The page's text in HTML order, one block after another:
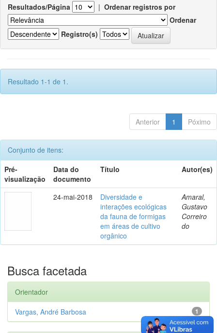
Resultados/Página | Ordenar registros por
Ordenar
Registro(s)
Resultado 1-1 de 1.
Anterior 1 Póximo
Conjunto de itens:
Pré-
visualização
Data do
documento
Título Autor(es)
24-mai-2018
Diversidade e
interações ecológicas
da fauna de formigas
em áreas de cultivo
orgânico
Amaral,
Gustavo
Correiro
do
Busca facetada
Orientador
1
Vargas, André Barbosa